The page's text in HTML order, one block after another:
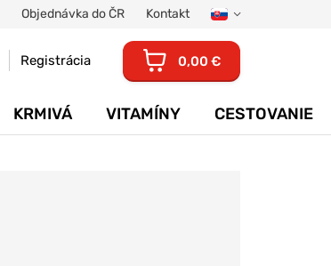
Objednávka do ČR
Kontakt
Registrácia 0,00 €
KRMIVÁ VITAMÍNY CESTOVANIE